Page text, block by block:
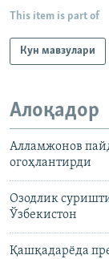
This item is part of
Кун мавзулари
Алоқадор
Алламжонов
огоҳлантирди
Озодлик
Ўзбекистон
Қашқадарёда